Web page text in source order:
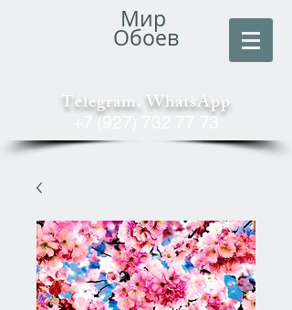
Мир
Обоев
Telegram, WhatsApp
+7 (927) 732 77 73